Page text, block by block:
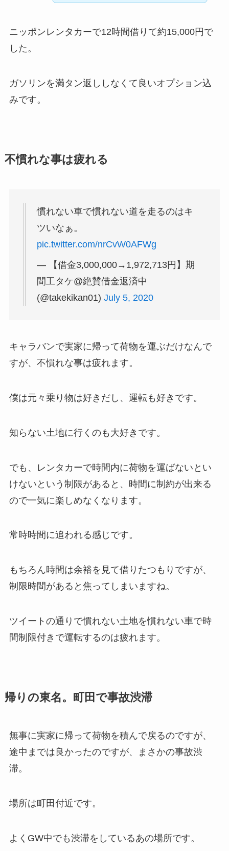
ニッポンレンタカーで12時間借りて約15,000円で
した。
ガソリンを満タン返ししなくて良いオプション込
みです。
不慣れな事は疲れる
慣れない車で慣れない道を走るのはキ
ツいなぁ。
pic.twitter.com/nrCvW0AFWg
— 【借金3,000,000→1,972,713円】期
間工タケ@絶賛借金返済中
(@takekikan01) July 5, 2020
キャラバンで実家に帰って荷物を運ぶだけなんで
すが、不慣れな事は疲れます。
僕は元々乗り物は好きだし、運転も好きです。
知らない土地に行くのも大好きです。
でも、レンタカーで時間内に荷物を運ばないとい
けないという制限があると、時間に制約が出来る
ので一気に楽しめなくなります。
常時時間に追われる感じです。
もちろん時間は余裕を見て借りたつもりですが、
制限時間があると焦ってしまいますね。
ツイートの通りで慣れない土地を慣れない車で時
間制限付きで運転するのは疲れます。
帰りの東名。町田で事故渋滞
無事に実家に帰って荷物を積んで戻るのですが、
途中までは良かったのですが、まさかの事故渋
滞。
場所は町田付近です。
よくGW中でも渋滞をしているあの場所です。